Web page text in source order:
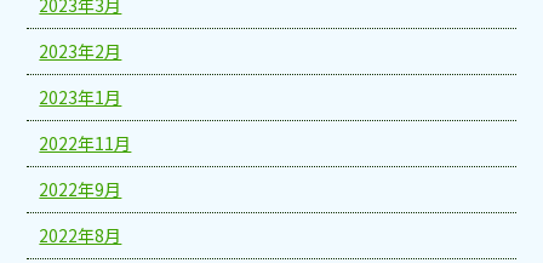
2023年2月
2023年1月
2022年11月
2022年9月
2022年8月